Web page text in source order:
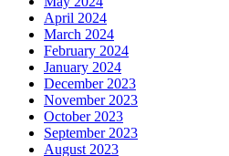
April 2024
March 2024
February 2024
January 2024
December 2023
November 2023
October 2023
September 2023
August 2023